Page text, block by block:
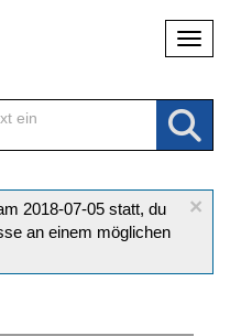
×
2018-07-05 statt, du
an einem möglichen